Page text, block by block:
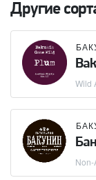
Другие
Wild